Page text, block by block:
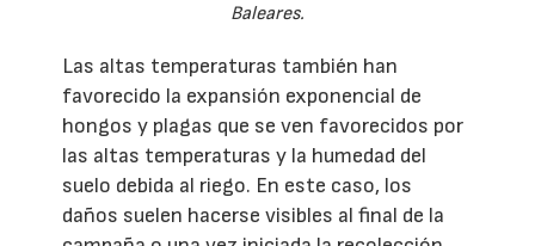
Baleares.
Las altas temperaturas también han
favorecido la expansión exponencial de
hongos y plagas que se ven favorecidos por
las altas temperaturas y la humedad del
suelo debida al riego. En este caso, los
daños suelen hacerse visibles al final de la